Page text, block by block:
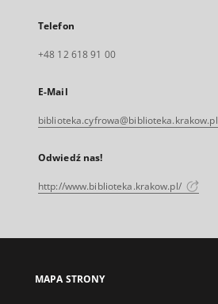
Telefon
+48 12 618 91 00
E-Mail
biblioteka.cyfrowa@biblioteka.krakow.pl
Odwiedź nas!
http://www.biblioteka.krakow.pl/
MAPA STRONY